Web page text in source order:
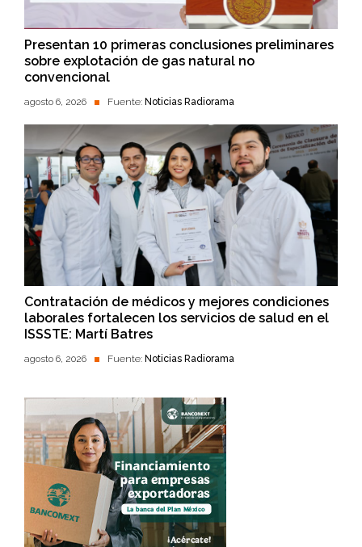
Presentan 10 primeras conclusiones preliminares
sobre explotación de gas natural no
convencional
agosto 6, 2026 Fuente: Noticias Radiorama
Contratación de médicos y mejores condiciones
laborales fortalecen los servicios de salud en el
ISSSTE: Martí Batres
agosto 6, 2026 Fuente: Noticias Radiorama